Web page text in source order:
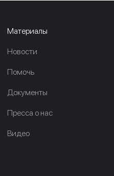
Материалы
Новости
Помочь
Документы
Пресса о нас
Видео